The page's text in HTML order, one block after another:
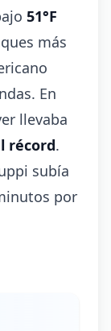
51°F
más
En
llevaba
récord.
subía
por